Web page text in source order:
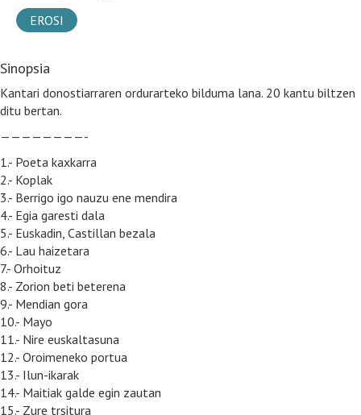
EROSI
Sinopsia
Kantari donostiarraren ordurarteko bilduma lana. 20 kantu biltzen
ditu bertan.
————————-
1.- Poeta kaxkarra
2.- Koplak
3.- Berrigo igo nauzu ene mendira
4.- Egia garesti dala
5.- Euskadin, Castillan bezala
6.- Lau haizetara
7.- Orhoituz
8.- Zorion beti beterena
9.- Mendian gora
10.- Mayo
11.- Nire euskaltasuna
12.- Oroimeneko portua
13.- Ilun-ikarak
14.- Maitiak galde egin zautan
15.- Zure trsitura